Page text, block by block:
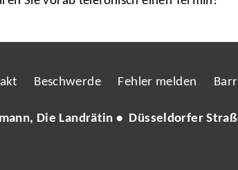
Beschwerde Fehler melden
Die Landrätin • Düsseldorfer